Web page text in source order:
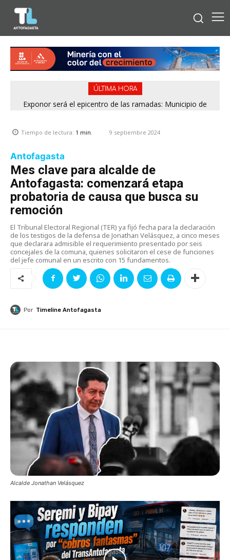
ÚLTIMA HORA
Exponor será el epicentro de las ramadas: Municipio de
Tiempo de lectura: 1 min. 9 septiembre 2024
Antofagasta
Mes clave para alcalde de
Antofagasta: comenzará etapa
probatoria de causa que busca su
remoción
El Tribunal Electoral Regional (TER) ya fijó fecha para la declaración
de los testigos de la defensa de Jonathan Velásquez, a cinco meses
que declarara admisible el requerimiento presentado por seis
concejales de la comuna, quienes solicitaron el cese de funciones
del jefe comunal en un escrito con 15 fundamentos.
Por Timeline Antofagasta
Alcalde Jonathan Velásquez